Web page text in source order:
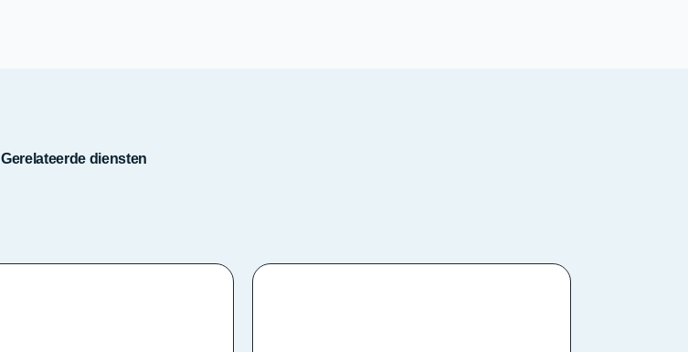
Gerelateerde diensten